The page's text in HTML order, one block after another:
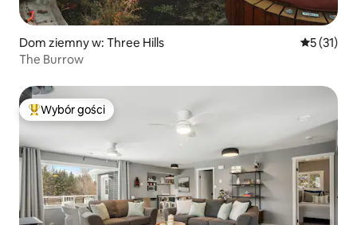
Dom ziemny w: Three Hills Średnia
5 (31)
The Burrow
Najpopularniejsze z kategorii Wybór gości
Wybór gości